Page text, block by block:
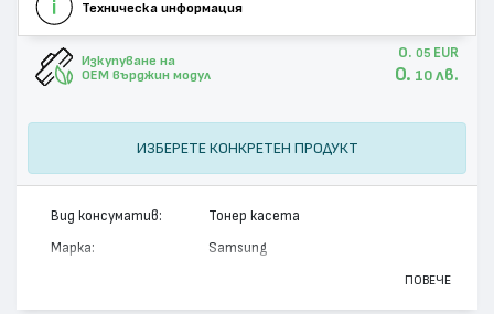
Техническа информация
Изкупуване на
OEM върджин модул
0. 05 EUR
0. 10 лв.
ИЗБЕРЕТЕ КОНКРЕТЕН ПРОДУКТ
Вид консуматив: Тонер касета
Марка: Samsung
ПОВЕЧЕ